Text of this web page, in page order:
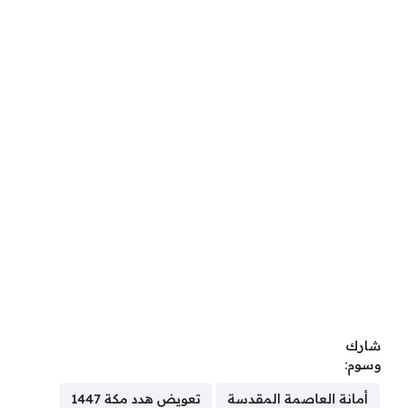
شارك
وسوم:
أمانة العاصمة المقدسة تعويض هدد مكة 1447